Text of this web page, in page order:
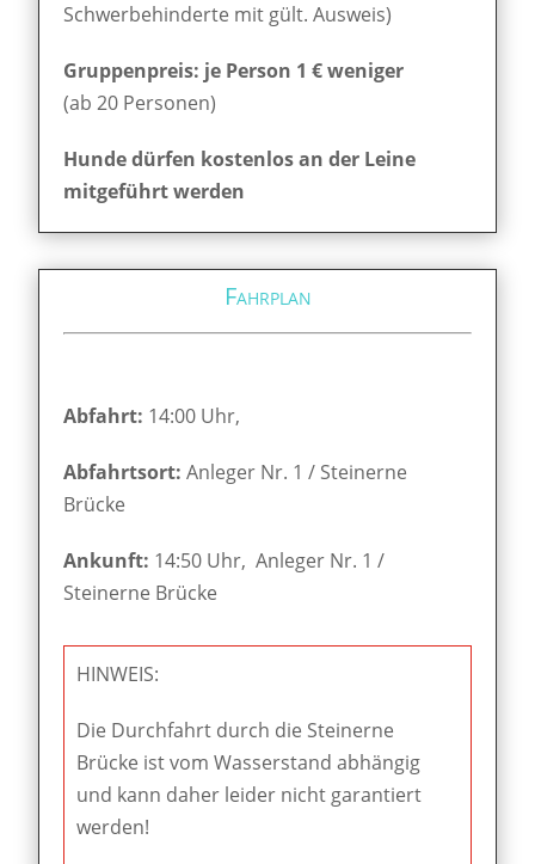
Schwerbehinderte mit gült. Ausweis)
Gruppenpreis: je Person 1 € weniger
(ab 20 Personen)
Hunde dürfen kostenlos an der Leine
mitgeführt werden
Fahrplan
Abfahrt: 14:00 Uhr,
Abfahrtsort:Anleger Nr. 1 / Steinerne
Brücke
Ankunft: 14:50 Uhr, Anleger Nr. 1 /
Steinerne Brücke
HINWEIS:
Die Durchfahrt durch die Steinerne
Brücke ist vom Wasserstand abhängig
und kann daher leider nicht garantiert
werden!